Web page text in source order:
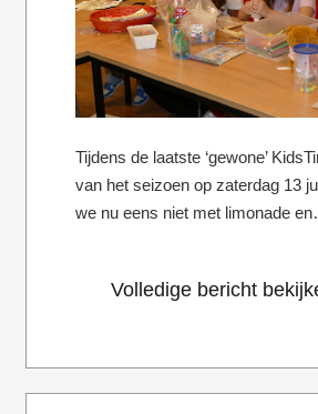
Tijdens de laatste ‘gewone’
van het seizoen op zaterdag 13
we nu eens niet met limonade
Volledige bericht